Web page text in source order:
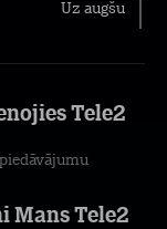
Uz augšu
Tele2
Mans Tele2